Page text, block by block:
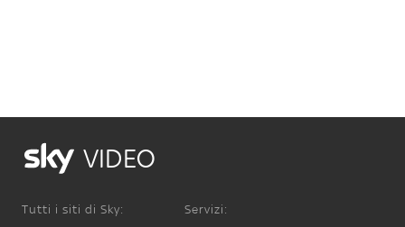
VIDEO
Tutti i siti di Sky: Servizi: